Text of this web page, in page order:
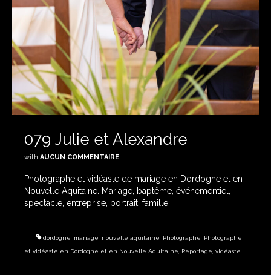
079 Julie et Alexandre
with AUCUN COMMENTAIRE
Photographe et vidéaste de mariage en Dordogne et en
Nouvelle Aquitaine. Mariage, baptême, événementiel,
spectacle, entreprise, portrait, famille.
dordogne mariage nouvelle aquitaine Photographe
Photographe
et vidéaste en Dordogne et en Nouvelle Aquitaine
Reportage vidéaste